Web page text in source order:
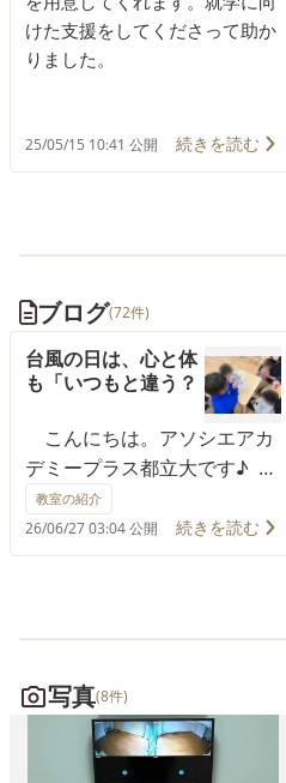
けた支援をしてくださって助か
りました。
25/05/15 10:41 公開 続きを読む
ブログ(72件)
台風の日は、心と体
も「いつもと違う？
こんにちは。アソシエアカ
デミープラス都立大です♪
本日、東京では大型の台風が
近づいており、外は激しい雨
と風が続いています。 皆
気圧や天候が大きく崩れる日
は、 子どもたちの心と体にも
変化が起きやすいのをご存知
ですか？ 「なぜか朝から機
嫌が悪い」 「いつもよりパ
教室の紹介
26/06/27 03:04 公開 続きを読む
写真(8件)